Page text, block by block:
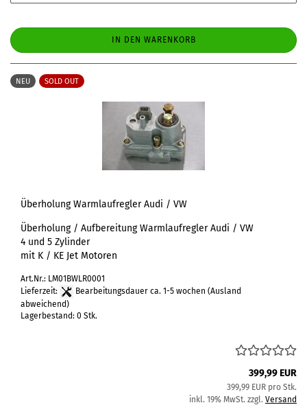
IN DEN WARENKORB
NEU SOLD OUT
Überholung Warmlaufregler Audi / VW
Überholung / Aufbereitung Warmlaufregler Audi / VW
4 und 5 Zylinder
mit K / KE Jet Motoren
Art.Nr.: LM01BWLR0001
Lieferzeit:
Bearbeitungsdauer ca. 1-5 wochen (Ausland
abweichend)
Lagerbestand: 0 Stk.
399,99 EUR
399,99 EUR pro Stk.
inkl. 19% MwSt. zzgl. Versand